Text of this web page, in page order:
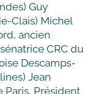
Guy
Clais) Michel
ancien
CRC du
Descamps-
Jean
Paris, Président